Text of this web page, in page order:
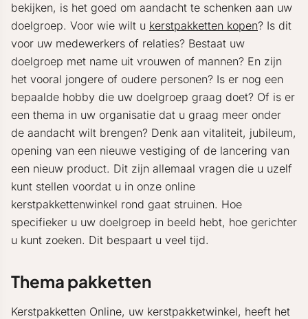
bekijken, is het goed om aandacht te schenken aan uw
doelgroep. Voor wie wilt u kerstpakketten kopen? Is dit
voor uw medewerkers of relaties? Bestaat uw
doelgroep met name uit vrouwen of mannen? En zijn
het vooral jongere of oudere personen? Is er nog een
bepaalde hobby die uw doelgroep graag doet? Of is er
een thema in uw organisatie dat u graag meer onder
de aandacht wilt brengen? Denk aan vitaliteit, jubileum,
opening van een nieuwe vestiging of de lancering van
een nieuw product. Dit zijn allemaal vragen die u uzelf
kunt stellen voordat u in onze online
kerstpakkettenwinkel rond gaat struinen. Hoe
specifieker u uw doelgroep in beeld hebt, hoe gerichter
u kunt zoeken. Dit bespaart u veel tijd.
Thema pakketten
Kerstpakketten Online, uw kerstpakketwinkel, heeft het